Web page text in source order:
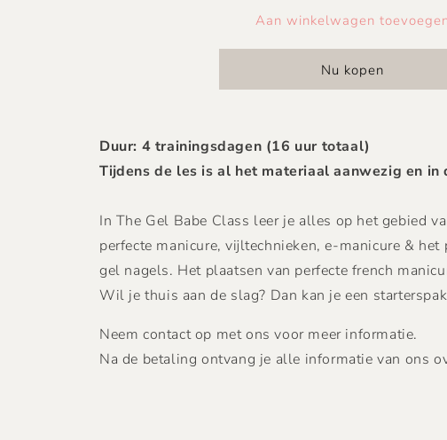
THE
THE
Aan winkelwagen
Nu kopen
Duur: 4 trainingsdagen (16 uur totaal)
Tijdens de les is al het materiaal aanwezig en in
In The Gel Babe Class leer je alles op het gebied
perfecte manicure, vijltechnieken, e-manicure &
gel nagels. Het plaatsen van perfecte french
Wil je thuis aan de slag? Dan kan je een
Neem contact op met ons voor meer informatie.
Na de betaling ontvang je alle informatie van ons